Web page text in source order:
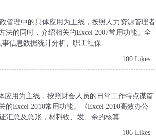
管理中的具体应用为主线，按照人力资源管理者
的同时，介绍相关的Excel 2007常用功能。全
信息数据统计分析、职工社保...
100 Likes
用为主线，按照财会人员的日常工作特点谋篇
Excel 2010常用功能。《Excel 2010高效办公
汇总及总账，材料收、发、余的核算...
106 Likes